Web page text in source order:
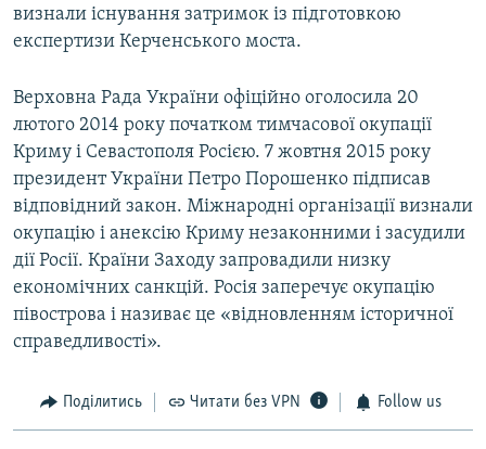
визнали існування затримок із підготовкою
експертизи Керченського моста.
Верховна Рада України офіційно оголосила 20
лютого 2014 року початком тимчасової окупації
Криму і Севастополя Росією. 7 жовтня 2015 року
президент України Петро Порошенко підписав
відповідний закон. Міжнародні організації визнали
окупацію і анексію Криму незаконними і засудили
дії Росії. Країни Заходу запровадили низку
економічних санкцій. Росія заперечує окупацію
півострова і називає це «відновленням історичної
справедливості».
Поділитись Читати без VPN Follow us